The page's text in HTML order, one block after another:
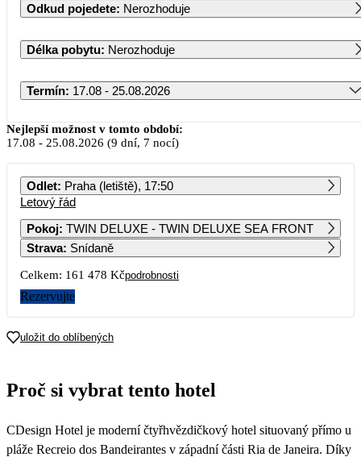
Odkud pojedete: Nerozhoduje
Délka pobytu: Nerozhoduje
Termín: 17.08 - 25.08.2026
Srpen 2026
PO ÚT ST ČT PÁ SO NE
3
17
80 739
79 549 51 949 57 369 57 049
Nejlepší možnost v tomto období:
17.08 - 25.08.2026 (9 dní, 7 nocí)
Odlet: Praha (letiště), 17:50
Letový řád
Pokoj: TWIN DELUXE - TWIN DELUXE SEA FRONT
Strava: Snídaně
Celkem: 161 478 Kčpodrobnosti
Rezervujte
uložit do oblíbených
Proč si vybrat tento hotel
CDesign Hotel je moderní čtyřhvězdičkový hotel situovaný přímo u
pláže Recreio dos Bandeirantes v západní části Ria de Janeira. Díky